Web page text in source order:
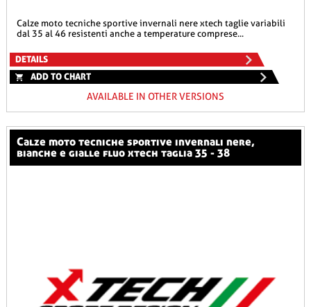
calze moto tecniche sportive invernali nere xtech taglie variabili
dal 35 al 46 resistenti anche a temperature comprese...
DETAILS
ADD TO CHART
AVAILABLE IN OTHER VERSIONS
calze moto tecniche sportive invernali nere,
bianche e gialle fluo xtech taglia 35 - 38